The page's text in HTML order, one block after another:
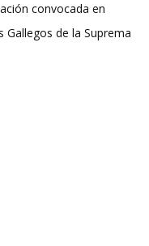
convocada en
Gallegos de la Suprema